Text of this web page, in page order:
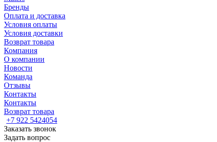
Бренды
Оплата и доставка
Условия оплаты
Условия доставки
Возврат товара
Компания
О компании
Новости
Команда
Отзывы
Контакты
Контакты
Возврат товара
+7 922 5424054
Заказать звонок
Задать вопрос